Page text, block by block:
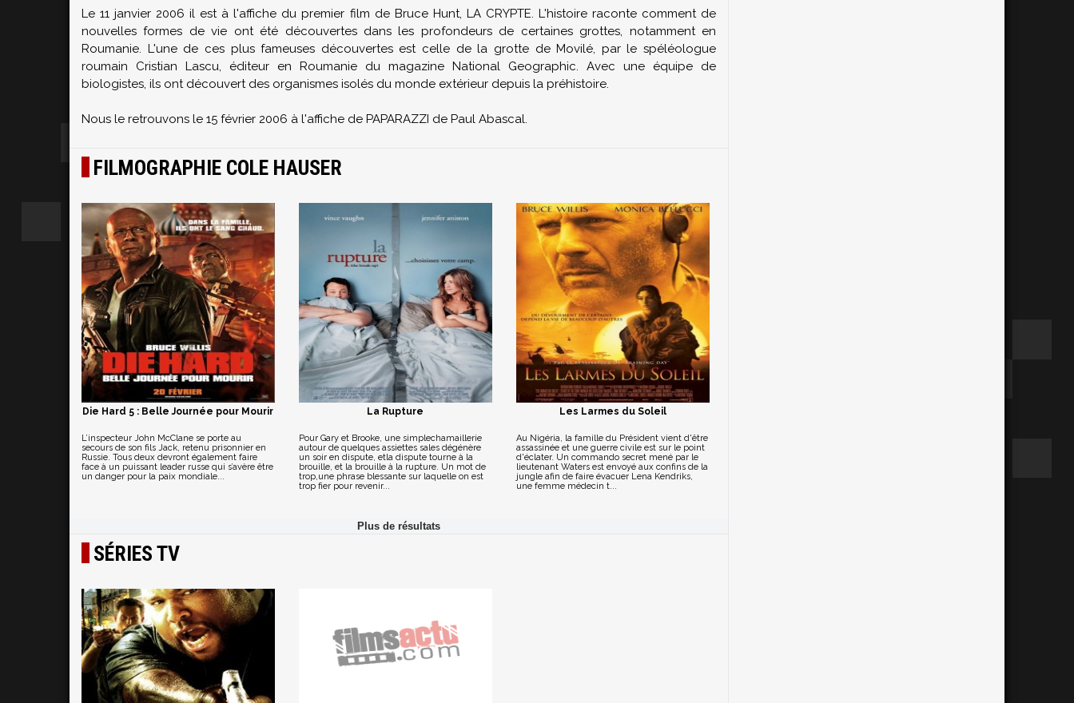
Le 11 janvier 2006 il est à l'affiche du premier film de Bruce Hunt, LA CRYPTE. L'histoire raconte comment de
nouvelles formes de vie ont été découvertes dans les profondeurs de certaines grottes, notamment en
Roumanie. L'une de ces plus fameuses découvertes est celle de la grotte de Movilé, par le spéléologue
roumain Cristian Lascu, éditeur en Roumanie du magazine National Geographic. Avec une équipe de
biologistes, ils ont découvert des organismes isolés du monde extérieur depuis la préhistoire.
Nous le retrouvons le 15 février 2006 à l'affiche de PAPARAZZI de Paul Abascal.
FILMOGRAPHIE COLE HAUSER
Die Hard 5 : Belle Journée pour Mourir
L’inspecteur John McClane se porte au
secours de son fils Jack, retenu prisonnier en
Russie. Tous deux devront également faire
face à un puissant leader russe qui s’avère être
un danger pour la paix mondiale...
La Rupture
Pour Gary et Brooke, une simplechamaillerie
autour de quelques assiettes sales dégénère
un soir en dispute, etla dispute tourne à la
brouille, et la brouille à la rupture. Un mot de
trop,une phrase blessante sur laquelle on est
trop fier pour revenir...
Les Larmes du Soleil
Au Nigéria, la famille du Président vient d'être
assassinée et une guerre civile est sur le point
d'éclater. Un commando secret mené par le
lieutenant Waters est envoyé aux confins de la
jungle afin de faire évacuer Lena Kendriks,
une femme médecin t...
SÉRIES TV